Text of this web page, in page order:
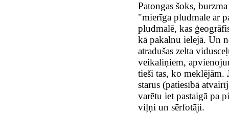
Patongas šoks,
"mierīga pludmale ar
pludmalē, kas
kā pakalnu ielejā. Un
atradušas zelta
veikaliņiem,
tieši tas, ko meklējām.
starus (patiesībā
varētu iet pastaigā pa
viļņi un sērfotāji.